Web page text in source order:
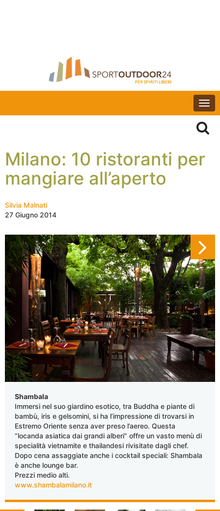
Milano: 10 ristoranti per
mangiare all’aperto
Silvia Malnati
27 Giugno 2014
Shambala
Immersi nel suo giardino esotico, tra Buddha e piante di
bambù, iris e gelsomini, si ha l’impressione di trovarsi in
Estremo Oriente senza aver preso l’aereo. Questa
“locanda asiatica dai grandi alberi” offre un vasto menù di
specialità vietnamite e thailandesi rivisitate dagli chef.
Dopo cena assaggiate anche i cocktail speciali: Shambala
è anche lounge bar.
Prezzi medio alti.
www.shambalamilano.it